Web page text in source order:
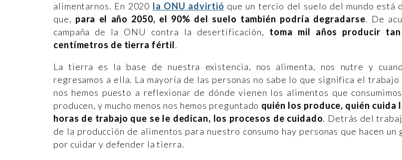
alimentarnos. En 2020 la ONU advirtió que un tercio del suelo del mundo está
que, para el año 2050, el 90% del suelo también podría degradarse. De
campaña de la ONU contra la desertificación, toma mil años producir
centímetros de tierra fértil.
La tierra es la base de nuestra existencia, nos alimenta, nos nutre y
regresamos a ella. La mayoría de las personas no sabe lo que significa el
nos hemos puesto a reflexionar de dónde vienen los alimentos que
producen, y mucho menos nos hemos preguntado quién los produce, quién cuida
horas de trabajo que se le dedican, los procesos de cuidado. Detrás del
de la producción de alimentos para nuestro consumo hay personas que hacen un
por cuidar y defender la tierra.